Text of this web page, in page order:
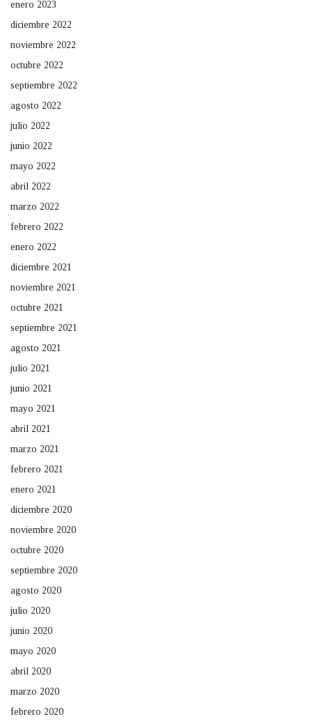
enero 2023
diciembre 2022
noviembre 2022
octubre 2022
septiembre 2022
agosto 2022
julio 2022
junio 2022
mayo 2022
abril 2022
marzo 2022
febrero 2022
enero 2022
diciembre 2021
noviembre 2021
octubre 2021
septiembre 2021
agosto 2021
julio 2021
junio 2021
mayo 2021
abril 2021
marzo 2021
febrero 2021
enero 2021
diciembre 2020
noviembre 2020
octubre 2020
septiembre 2020
agosto 2020
julio 2020
junio 2020
mayo 2020
abril 2020
marzo 2020
febrero 2020